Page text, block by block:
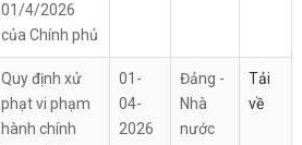
01/4/2026
của Chính phủ
Quy định xử
phạt vi phạm
hành chính
01-
04-
2026
Đảng -
Nhà
nước
Tải
về